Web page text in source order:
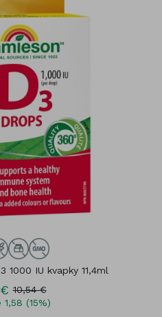
1000 IU kvapky 11,4ml
10,54 €
(15%)